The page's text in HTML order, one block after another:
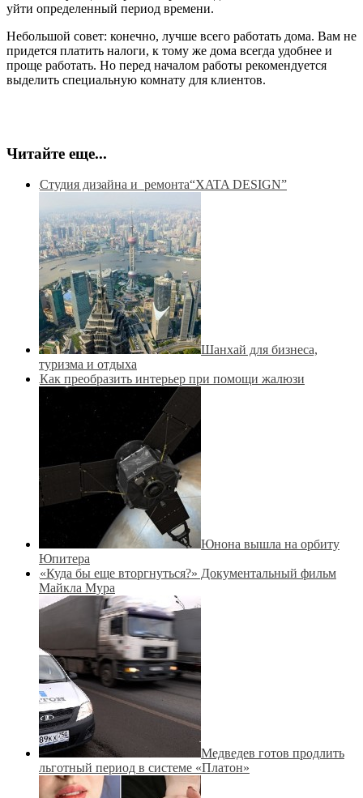
уйти определенный период времени.
Небольшой совет: конечно, лучше всего работать дома. Вам не
придется платить налоги, к тому же дома всегда удобнее и
проще работать. Но перед началом работы рекомендуется
выделить специальную комнату для клиентов.
Читайте еще...
Студия дизайна и ремонта“XATA DESIGN”
Шанхай для бизнеса,
туризма и отдыха
Как преобразить интерьер при помощи жалюзи
Юнона вышла на орбиту
Юпитера
«Куда бы еще вторгнуться?» Документальный фильм
Майкла Мура
Медведев готов продлить
льготный период в системе «Платон»